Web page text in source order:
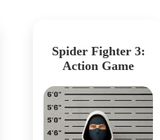
Spider Fighter 3:
Action Game